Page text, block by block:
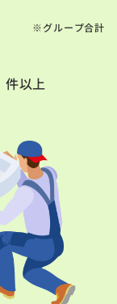
※グループ合計
件以上